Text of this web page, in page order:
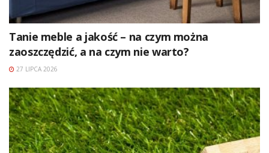
Tanie meble a jakość – na czym można
zaoszczędzić, a na czym nie warto?
27 LIPCA 2026